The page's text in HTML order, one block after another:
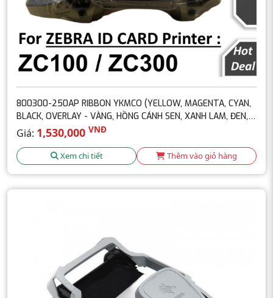
800300-250AP RIBBON YKMCO (YELLOW, MAGENTA, CYAN,
BLACK, OVERLAY - VÀNG, HỒNG CÁNH SEN, XANH LAM, ĐEN,
PHỦ)
Giá: 1,530,000 VNĐ
Xem chi tiết Thêm vào giỏ hàng